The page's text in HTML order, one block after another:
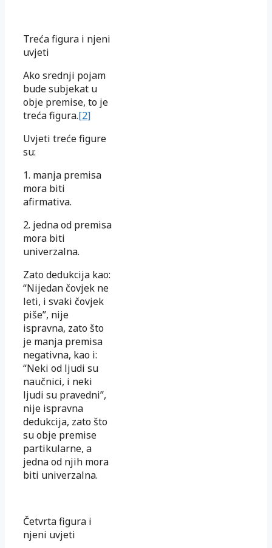
Treća figura i njeni
uvjeti
Ako srednji pojam
bude subjekat u
obje premise, to je
treća figura.[2]
Uvjeti treće figure
su:
1. manja premisa
mora biti
afirmativa.
2. jedna od premisa
mora biti
univerzalna.
Zato dedukcija kao:
“Nijedan čovjek ne
leti, i svaki čovjek
piše”, nije
ispravna, zato što
je manja premisa
negativna, kao i:
“Neki od ljudi su
naučnici, i neki
ljudi su pravedni”,
nije ispravna
dedukcija, zato što
su obje premise
partikularne, a
jedna od njih mora
biti univerzalna.
Četvrta figura i
njeni uvjeti